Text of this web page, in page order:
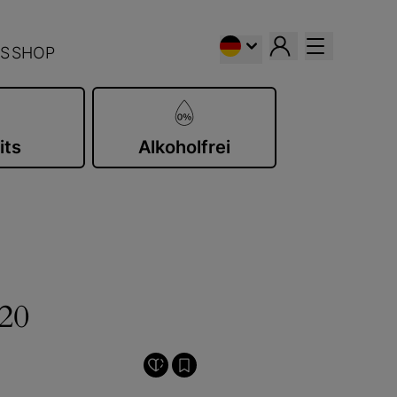
SHOP
Alkoholfrei